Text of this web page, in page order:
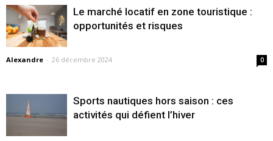
Le marché locatif en zone touristique :
opportunités et risques
Alexandre - 26 décembre 2024 0
Sports nautiques hors saison : ces
activités qui défient l’hiver